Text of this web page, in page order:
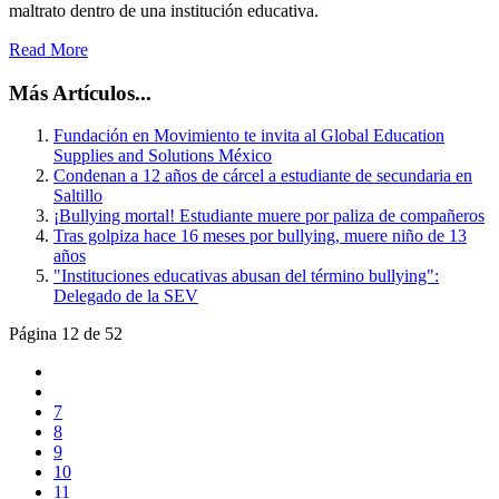
maltrato dentro de una institución educativa.
Read More
Más Artículos...
Fundación en Movimiento te invita al Global Education
Supplies and Solutions México
Condenan a 12 años de cárcel a estudiante de secundaria en
Saltillo
¡Bullying mortal! Estudiante muere por paliza de compañeros
Tras golpiza hace 16 meses por bullying, muere niño de 13
años
"Instituciones educativas abusan del término bullying":
Delegado de la SEV
Página 12 de 52
7
8
9
10
11